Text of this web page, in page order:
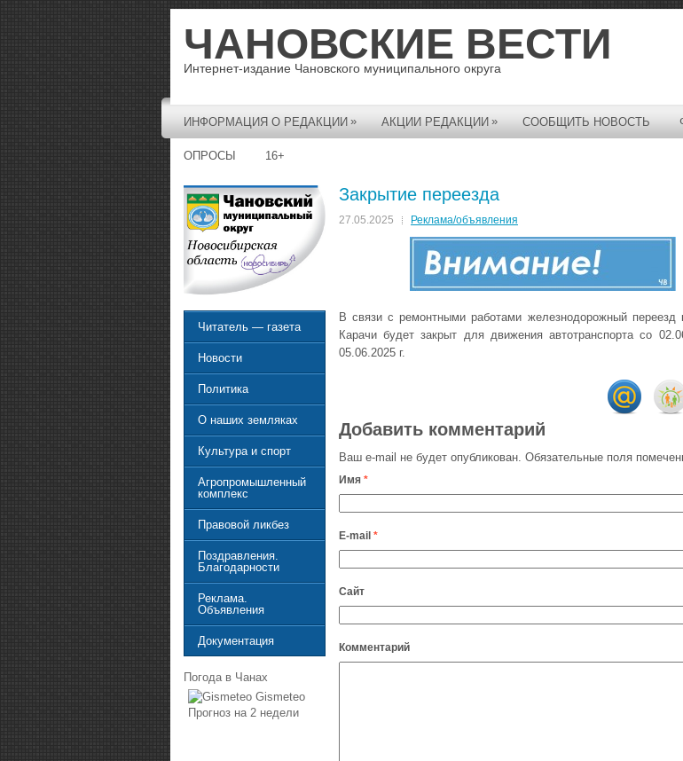
ЧАНОВСКИЕ ВЕСТИ
Интернет-издание Чановского муниципального округа
ИНФОРМАЦИЯ О РЕДАКЦИИ » АКЦИИ РЕДАКЦИИ » СООБЩИТЬ НОВОСТЬ
ОПРОСЫ 16+
Закрытие переезда
27.05.2025 Реклама/объявления
В связи с ремонтными работами железнодорожный переезд
Карачи будет закрыт для движения автотранспорта со
05.06.2025 г.
Добавить комментарий
Ваш e-mail не будет опубликован. Обязательные поля
Имя *
E-mail *
Сайт
Комментарий
Читатель — газета
Новости
Политика
О наших земляках
Культура и спорт
Агропромышленный
комплекс
Правовой ликбез
Поздравления.
Благодарности
Реклама.
Объявления
Документация
Погода в Чанах
Gismeteo
Прогноз на 2 недели